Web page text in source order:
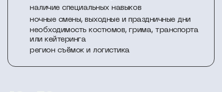
наличие специальных навыков
ночные смены, выходные и праздничные дни
необходимость костюмов, грима, транспорта
или кейтеринга
регион съёмок и логистика